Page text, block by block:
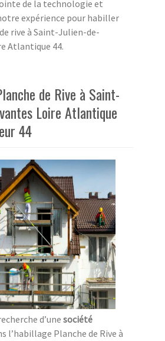
de la technologie et
expérience pour habiller
rive à Saint-Julien-de-
Atlantique 44.
de Rive à Saint-
Loire Atlantique
44
d’une société
l’habillage Planche de Rive à